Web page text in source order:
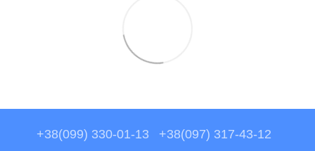
+38(099) 330-01-13 +38(097) 317-43-12